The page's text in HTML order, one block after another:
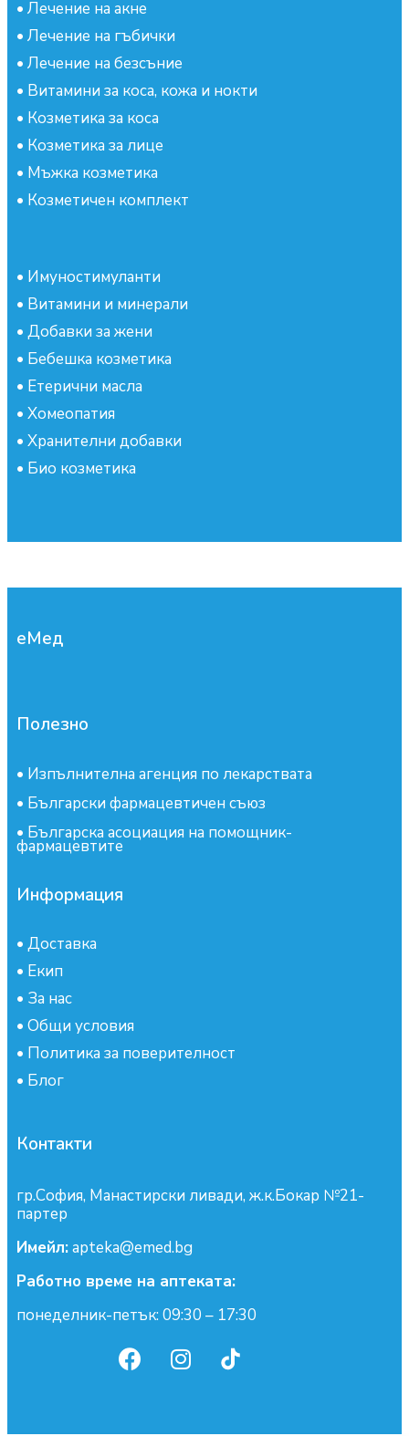
• Лечение на акне
• Лечение на гъбички
• Лечение на безсъние
• Витамини за коса, кожа и нокти
• Козметика за коса
• Козметика за лице
• Мъжка козметика
• Козметичен комплект
• Имуностимуланти
• Витамини и минерали
• Добавки за жени
• Бебешка козметика
• Етерични масла
• Хомеопатия
• Хранителни добавки
• Био козметика
еМед
Полезно
• Изпълнителна агенция по лекарствата
• Български фармацевтичен съюз
• Българска асоциация на помощник-
фармацевтите
Информация
• Доставка
• Екип
• За нас
• Общи условия
• Политика за поверителност
• Блог
Контакти
гр.София, Манастирски ливади, ж.к.Бокар №21-
партер
Имейл:apteka@emed.bg
Работно време на аптеката:
понеделник-петък: 09:30 – 17:30